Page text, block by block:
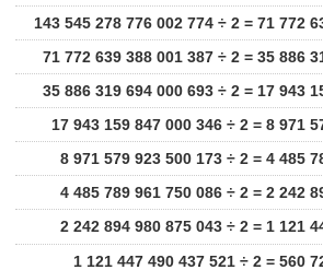
143 545 278 776 002 774 ÷ 2 = 71 772
71 772 639 388 001 387 ÷ 2 = 35 886
35 886 319 694 000 693 ÷ 2 = 17 943
17 943 159 847 000 346 ÷ 2 = 8 971
8 971 579 923 500 173 ÷ 2 = 4 485
4 485 789 961 750 086 ÷ 2 = 2 242
2 242 894 980 875 043 ÷ 2 = 1 121
1 121 447 490 437 521 ÷ 2 = 560